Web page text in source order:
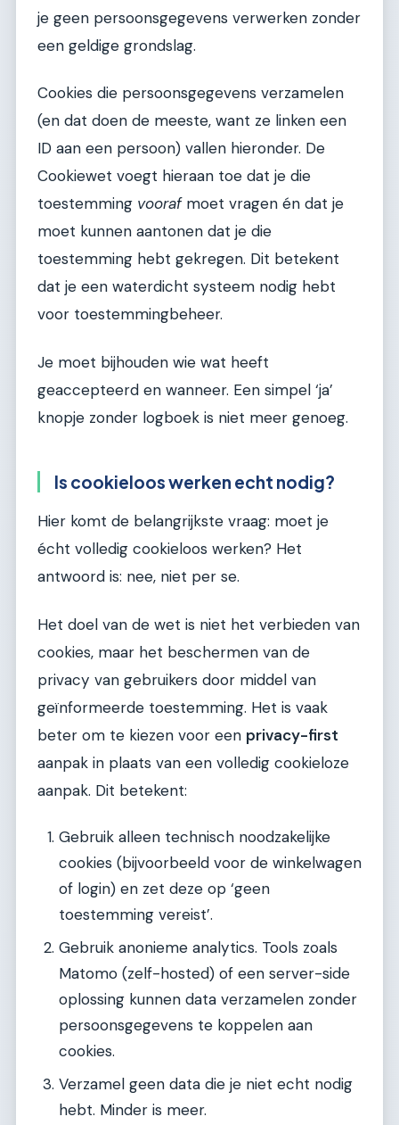
je geen persoonsgegevens verwerken zonder
een geldige grondslag.
Cookies die persoonsgegevens verzamelen
(en dat doen de meeste, want ze linken een
ID aan een persoon) vallen hieronder. De
Cookiewet voegt hieraan toe dat je die
toestemming voorafmoet vragen én dat je
moet kunnen aantonen dat je die
toestemming hebt gekregen. Dit betekent
dat je een waterdicht systeem nodig hebt
voor toestemmingbeheer.
Je moet bijhouden wie wat heeft
geaccepteerd en wanneer. Een simpel ‘ja’
knopje zonder logboek is niet meer genoeg.
Is cookieloos werken echt nodig?
Hier komt de belangrijkste vraag: moet je
écht volledig cookieloos werken? Het
antwoord is: nee, niet per se.
Het doel van de wet is niet het verbieden van
cookies, maar het beschermen van de
privacy van gebruikers door middel van
geïnformeerde toestemming. Het is vaak
beter om te kiezen voor een privacy-first
aanpak in plaats van een volledig cookieloze
aanpak. Dit betekent:
Gebruik alleen technisch noodzakelijke
cookies (bijvoorbeeld voor de winkelwagen
of login) en zet deze op ‘geen
toestemming vereist’.
Gebruik anonieme analytics. Tools zoals
Matomo (zelf-hosted) of een server-side
oplossing kunnen data verzamelen zonder
persoonsgegevens te koppelen aan
cookies.
Verzamel geen data die je niet echt nodig
hebt. Minder is meer.